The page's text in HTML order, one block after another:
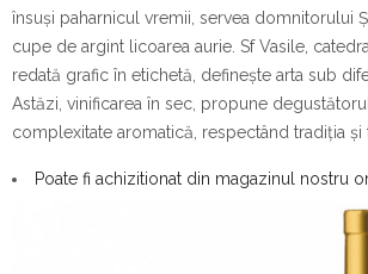
însuși paharnicul vremii, servea domnitorului
cupe de argint licoarea aurie. Sf Vasile,
redată grafic în etichetă, definește arta sub
Astăzi, vinificarea în sec, propune
complexitate aromatică, respectând tradiția și
Poate fi achizitionat din magazinul nostru